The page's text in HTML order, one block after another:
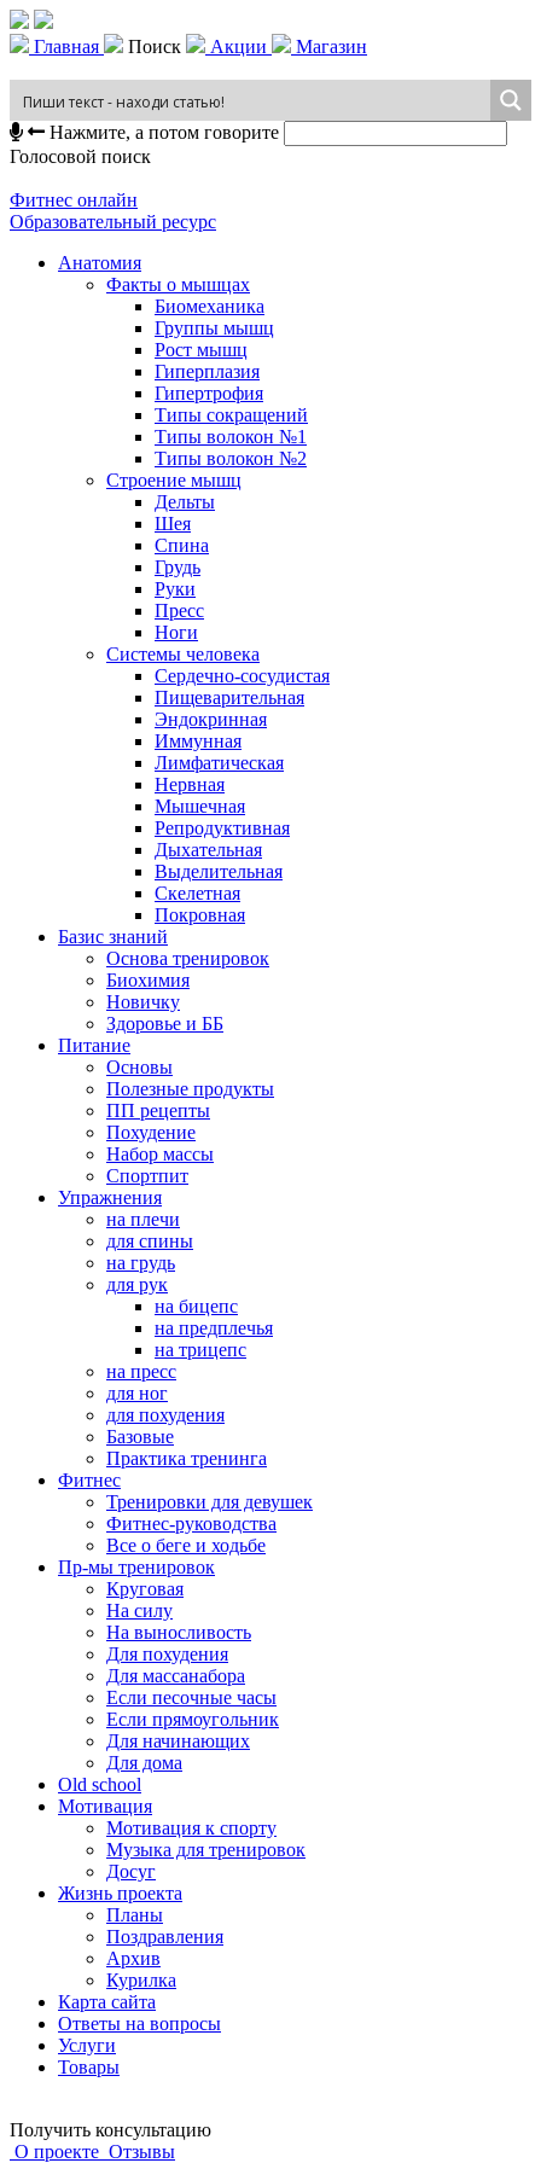
Главная Поиск Акции Магазин
Нажмите, а потом говорите
Голосовой поиск
Фитнес онлайн
Образовательный ресурс
Анатомия
Факты о мышцах
Биомеханика
Группы мышц
Рост мышц
Гиперплазия
Гипертрофия
Типы сокращений
Типы волокон №1
Типы волокон №2
Строение мышц
Дельты
Шея
Спина
Грудь
Руки
Пресс
Ноги
Системы человека
Сердечно-сосудистая
Пищеварительная
Эндокринная
Иммунная
Лимфатическая
Нервная
Мышечная
Репродуктивная
Дыхательная
Выделительная
Скелетная
Покровная
Базис знаний
Основа тренировок
Биохимия
Новичку
Здоровье и ББ
Питание
Основы
Полезные продукты
ПП рецепты
Похудение
Набор массы
Спортпит
Упражнения
на плечи
для спины
на грудь
для рук
на бицепс
на предплечья
на трицепс
на пресс
для ног
для похудения
Базовые
Практика тренинга
Фитнес
Тренировки для девушек
Фитнес-руководства
Все о беге и ходьбе
Пр-мы тренировок
Круговая
На силу
На выносливость
Для похудения
Для массанабора
Если песочные часы
Если прямоугольник
Для начинающих
Для дома
Old school
Мотивация
Мотивация к спорту
Музыка для тренировок
Досуг
Жизнь проекта
Планы
Поздравления
Архив
Курилка
Карта сайта
Ответы на вопросы
Услуги
Товары
Получить консультацию
О проекте Отзывы